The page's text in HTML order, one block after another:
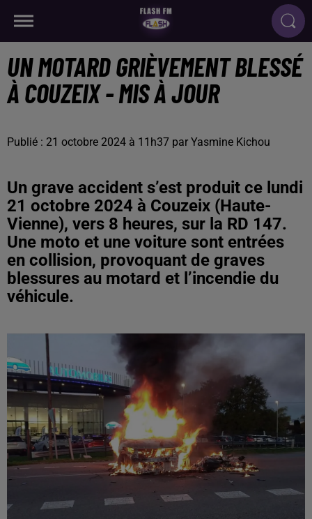
UN MOTARD GRIÈVEMENT BLESSÉ
À COUZEIX - MIS À JOUR
Publié : 21 octobre 2024 à 11h37 par Yasmine Kichou
Un grave accident s’est produit ce lundi
21 octobre 2024 à Couzeix (Haute-
Vienne), vers 8 heures, sur la RD 147.
Une moto et une voiture sont entrées
en collision, provoquant de graves
blessures au motard et l’incendie du
véhicule.